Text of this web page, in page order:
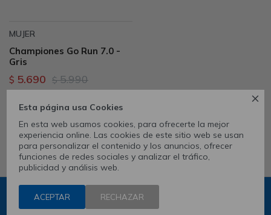

Esta página usa Cookies
En esta web usamos cookies, para ofrecerte la mejor
experiencia online. Las cookies de este sitio web se usan
para personalizar el contenido y los anuncios, ofrecer
funciones de redes sociales y analizar el tráfico,
publicidad y análisis web.
ACEPTAR RECHAZAR
MUJER
Championes Go Run 7.0 -
Gris
$ 5.690 $ 5.990
MOSTRANDO57DE57